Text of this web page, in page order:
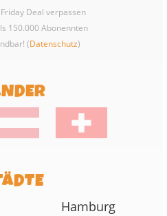
Deal verpassen
150.000 Abonennten
(Datenschutz)
Hamburg